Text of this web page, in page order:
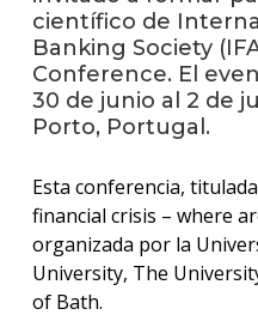
científico de
Banking Society
Conference. El
30 de junio al 2 de
Porto, Portugal.
Esta conferencia,
financial crisis – where
organizada por la
University, The
of Bath.